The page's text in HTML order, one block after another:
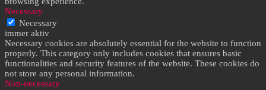
Necessary
Necessary
immer aktiv
Necessary cookies are absolutely essential for the website to function
properly. This category only includes cookies that ensures basic
functionalities and security features of the website. These cookies do
not store any personal information.
Non-necessary